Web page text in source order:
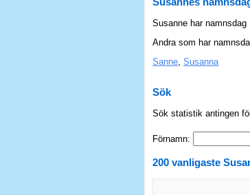
Susanne har namnsdag
Andra som har
Sanne, Susanna
Sök
Sök statistik antingen
Förnamn:
200 vanligaste